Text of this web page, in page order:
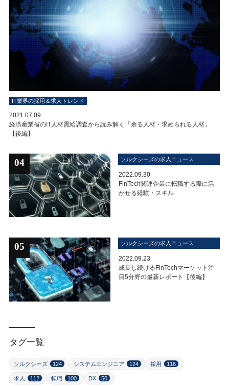
IT業界の採用＆求人トレンド
2021.07.09
経済産業省のIT人材需給調査から読み解く「余る人材・求められる人材」
【後編】
04 ソルクシーズの求人ニュース
2022.09.30
FinTech関連企業に転職する際に活
かせる経験・スキル
05 ソルクシーズの求人ニュース
2022.09.23
成長し続けるFinTechマーケット注
目5分野の最新レポート【後編】
タグ一覧
ソルクシーズ 124 システムエンジニア 124 採用 116
求人 112 転職 100 DX 50